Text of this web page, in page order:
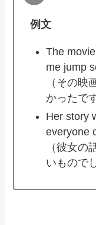
例文
The
me jump
（その映
かったで
Her story
everyone
（彼女の
いもので